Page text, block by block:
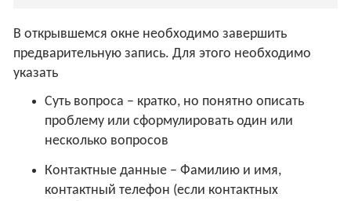
В открывшемся окне необходимо завершить
предварительную запись. Для этого необходимо
указать
Суть вопроса – кратко, но понятно описать
проблему или сформулировать один или
несколько вопросов
Контактные данные – Фамилию и имя,
контактный телефон (если контактных